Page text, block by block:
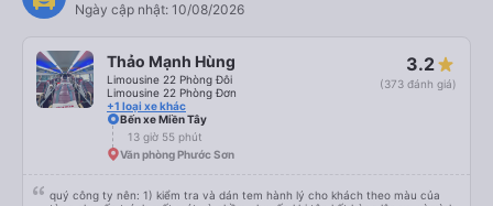
Ngày cập nhật: 10/08/2026
Thảo Mạnh Hùng
Limousine 22 Phòng Đôi
Limousine 22 Phòng Đơn
+1 loại xe khác
3.2
(373 đánh giá)
Bến xe Miền Tây
13 giờ 55 phút
Văn phòng Phước Sơn
quý công ty nên: 1) kiểm tra và dán tem hành lý cho khách theo màu của